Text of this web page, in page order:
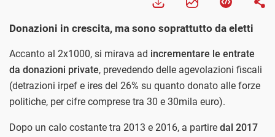
Donazioni in crescita, ma sono soprattutto da eletti
Accanto al 2x1000, si mirava ad incrementare le entrate
da donazioni private, prevedendo delle agevolazioni fiscali
(detrazioni irpef e ires del 26% su quanto donato alle forze
politiche, per cifre comprese tra 30 e 30mila euro).
Dopo un calo costante tra 2013 e 2016, a partire dal 2017